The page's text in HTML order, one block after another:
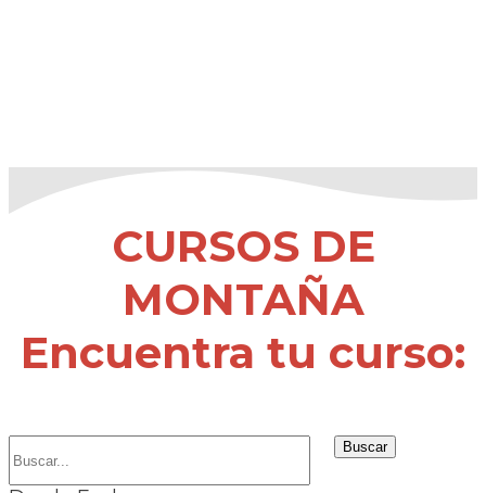
CURSOS DE
MONTAÑA
Encuentra tu curso: